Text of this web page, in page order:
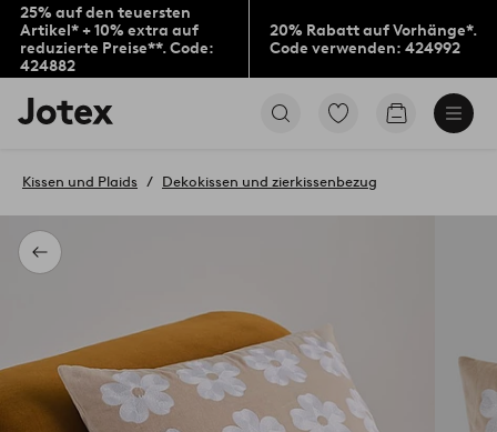
25% auf den teuersten
Artikel* + 10% extra auf
reduzierte Preise**. Code:
424882
20% Rabatt auf Vorhänge*.
Code verwenden: 424992
Jotex-
Logo
Startseite
Zu
Favoriten
Produkten
Zum
Zurück
Kissen und Plaids Dekokissen und zierkissenbezug